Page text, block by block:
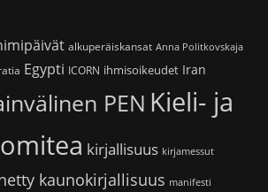
alkuperäiskansat Anna Politkovskaja
Egypti ICORN ihmisoikeudet Iran
PEN Kieli- ja
kirjallisuus kirjamessut
kaunokirjallisuus manifesti